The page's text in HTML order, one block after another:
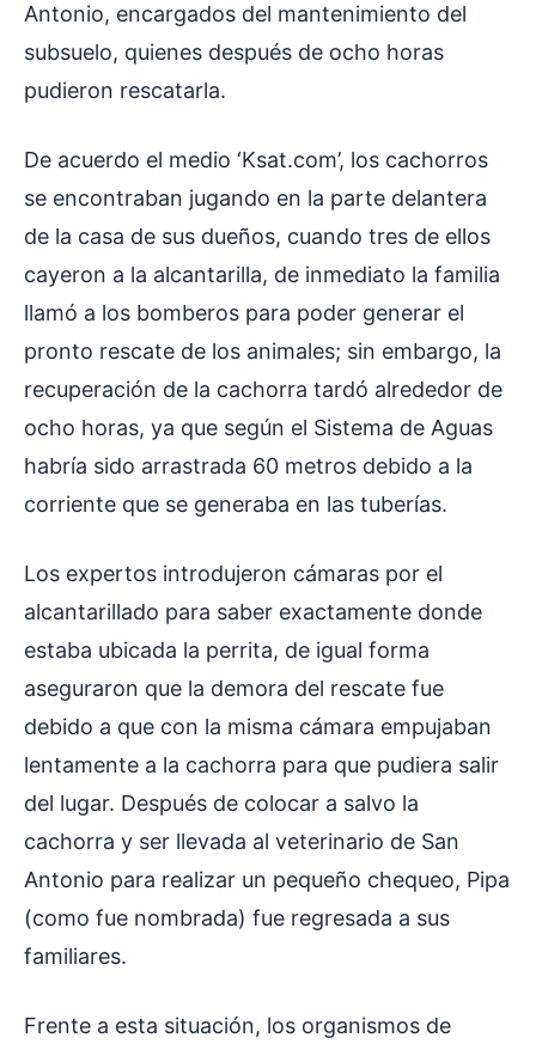
Antonio, encargados del mantenimiento del
subsuelo, quienes después de ocho horas
pudieron rescatarla.
De acuerdo el medio ‘Ksat.com’, los cachorros
se encontraban jugando en la parte delantera
de la casa de sus dueños, cuando tres de ellos
cayeron a la alcantarilla, de inmediato la familia
llamó a los bomberos para poder generar el
pronto rescate de los animales; sin embargo, la
recuperación de la cachorra tardó alrededor de
ocho horas, ya que según el Sistema de Aguas
habría sido arrastrada 60 metros debido a la
corriente que se generaba en las tuberías.
Los expertos introdujeron cámaras por el
alcantarillado para saber exactamente donde
estaba ubicada la perrita, de igual forma
aseguraron que la demora del rescate fue
debido a que con la misma cámara empujaban
lentamente a la cachorra para que pudiera salir
del lugar. Después de colocar a salvo la
cachorra y ser llevada al veterinario de San
Antonio para realizar un pequeño chequeo, Pipa
(como fue nombrada) fue regresada a sus
familiares.
Frente a esta situación, los organismos de